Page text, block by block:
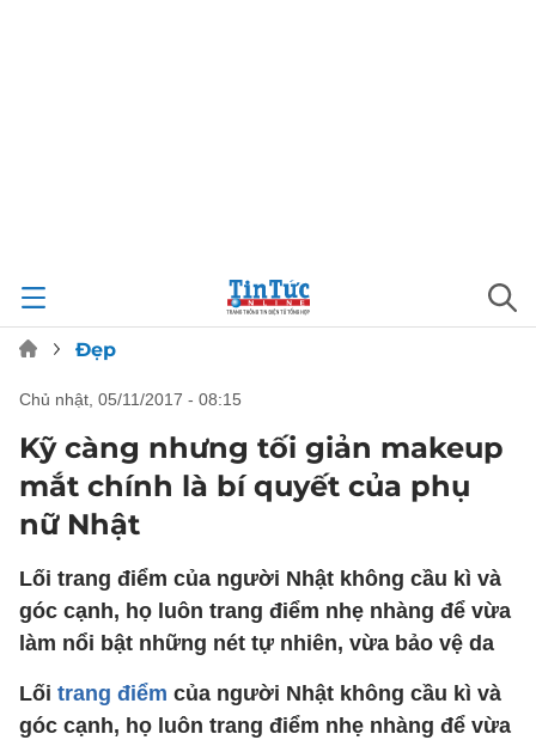
Đẹp
chủ nhật, 05/11/2017 - 08:15
Kỹ càng nhưng tối giản makeup
mắt chính là bí quyết của phụ
nữ Nhật
Lối trang điểm của người Nhật không cầu kì và
góc cạnh, họ luôn trang điểm nhẹ nhàng để vừa
làm nổi bật những nét tự nhiên, vừa bảo vệ da
Lối trang điểm của người Nhật không cầu kì và
góc cạnh, họ luôn trang điểm nhẹ nhàng để vừa